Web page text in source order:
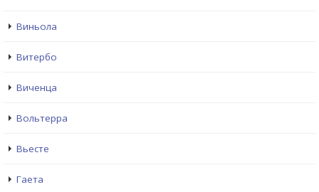
Виньола
Витербо
Виченца
Вольтерра
Вьесте
Гаета